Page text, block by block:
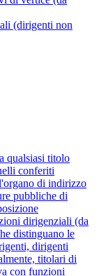
(dirigenti non
qualsiasi titolo
conferiti
di indirizzo
pubbliche di
dirigenziali (da
distinguano le
dirigenti
titolari di
con funzioni